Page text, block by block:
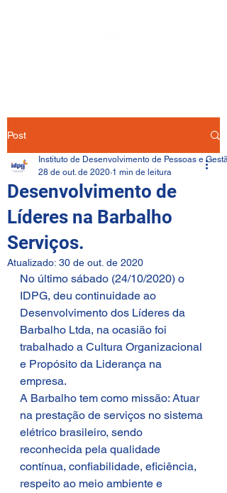
Post
Desenvolvimento de
Líderes na Barbalho
Serviços.
Instituto de Desenvolvimento de Pessoas e
28 de out. de 2020 1 min de leitura
Atualizado: 30 de out. de 2020
No último sábado (24/10/2020) o
IDPG, deu continuidade ao
Desenvolvimento dos Líderes da
Barbalho Ltda, na ocasião foi
trabalhado a Cultura Organizacional
e Propósito da Liderança na
empresa.
A Barbalho tem como missão: Atuar
na prestação de serviços no sistema
elétrico brasileiro, sendo
reconhecida pela qualidade
contínua, confiabilidade, eficiência,
respeito ao meio ambiente e